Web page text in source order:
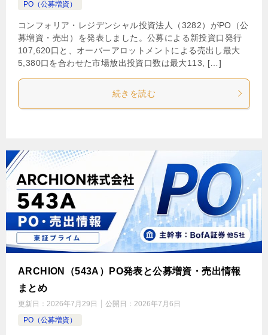
PO（公募増資）
コンフォリア・レジデンシャル投資法人（3282）がPO（公
募増資・売出）を発表しました。公募による新投資口発行
107,620口と、オーバーアロットメントによる売出し最大
5,380口を合わせた市場放出投資口数は最大113, […]
続きを読む
ARCHION（543A）PO発表と公募増資・売出情報
まとめ
更新日： 2026年7月29日 公開日： 2026年7月6日
PO（公募増資）